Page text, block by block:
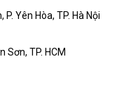
Yên Hòa, TP. Hà Nội
Sơn, TP. HCM